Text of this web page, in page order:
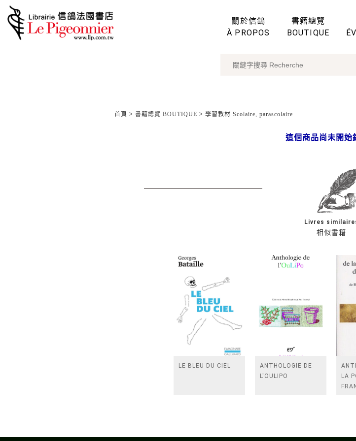
關於信鴿
À PROPOS
書籍總覽
BOUTIQUE
首頁 > 書籍總覽 BOUTIQUE > 學習教材 Scolaire, parascolaire
這個商品尚未開始
相似書籍
Livres
LE BLEU DU CIEL
ANTHOLOGIE DE
L'OULIPO
LA